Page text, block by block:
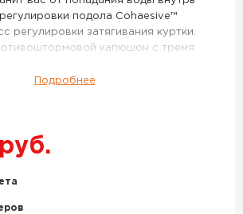
подола Cohaesive™
регулировки затягивания куртки.
капюшон с тремя
надежному материалу с
Jacket '20 цвет Admiral Blue –
705 руб. с доставкой в Москве и по
чтобы купить данный товар,
Подробнее